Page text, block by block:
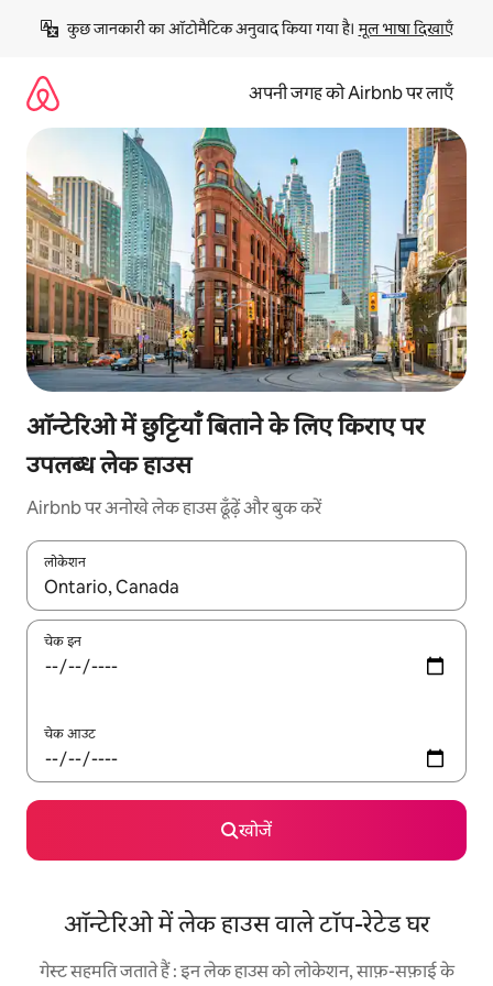
छोड़कर
कॉन्टेंट
कुछ जानकारी का ऑटोमैटिक अनुवाद किया गया है। मूल भाषा दिखाएँ
अपनी जगह को Airbnb पर लाएँ
ऑन्टेरिओ में छुट्टियाँ बिताने के लिए किराए पर
उपलब्ध लेक हाउस
Airbnb पर अनोखे लेक हाउस ढूँढ़ें और बुक करें
लोकेशन
नतीजों के उपलब्ध होने पर, अप और डाउन 'ऐरो की' का इस्तेमाल करके नेविगेट
चेक इन
चेक आउट
खोजें
ऑन्टेरिओ में लेक हाउस वाले टॉप-रेटेड घर
गेस्ट सहमति जताते हैं : इन लेक हाउस को लोकेशन, साफ़-सफ़ाई के